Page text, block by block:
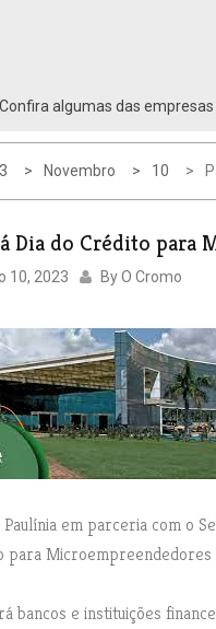
Confira algumas das
Novembro 10
Dia do Crédito para
10, 2023 ByO Cromo
em parceria com o
para Microempreendedores
bancos e instituições